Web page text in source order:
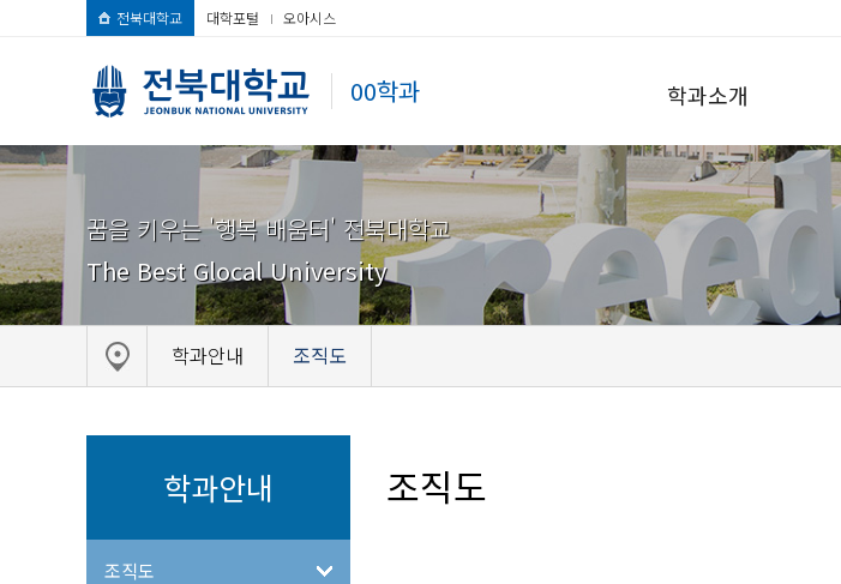
전북대학교 대학포털 오아시스
00학과 학과소개
꿈을 키우는 '행복 배움터' 전북대학교
The Best Glocal University
학과안내 조직도
학과안내
조직도
조직도